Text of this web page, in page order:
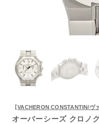
【VACHERON CONSTANTIN/ヴ
オーバーシーズ クロノ